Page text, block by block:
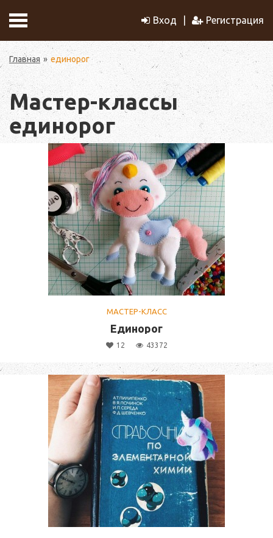
Вход Регистрация
Главная единорог
Мастер-классы
единорог
МАСТЕР-КЛАСС
Единорог
12 43372